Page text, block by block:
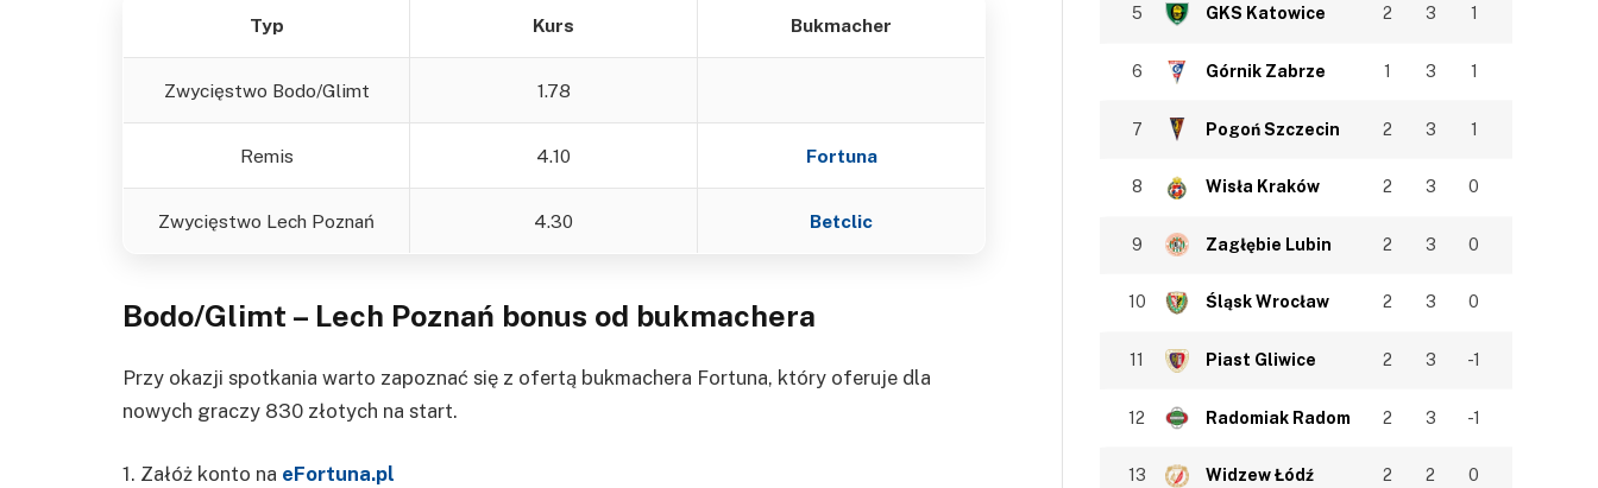
Typ Kurs Bukmacher
Zwycięstwo Bodo/Glimt 1.78
Remis 4.10 Fortuna
Zwycięstwo Lech Poznań 4.30 Betclic
Bodo/Glimt – Lech Poznań bonus od bukmachera
Przy okazji spotkania warto zapoznać się z ofertą bukmachera Fortuna, który oferuje dla
nowych graczy 830 złotych na start.
1. Załóż konto na eFortuna.pl
5 GKS Katowice 2 3 1
6 Górnik Zabrze 1 3 1
7 Pogoń Szczecin 2 3 1
8 Wisła Kraków 2 3 0
9 Zagłębie Lubin 2 3 0
10 Śląsk Wrocław 2 3 0
11 Piast Gliwice 2 3 -1
12 Radomiak Radom 2 3 -1
13 Widzew Łódź 2 2 0